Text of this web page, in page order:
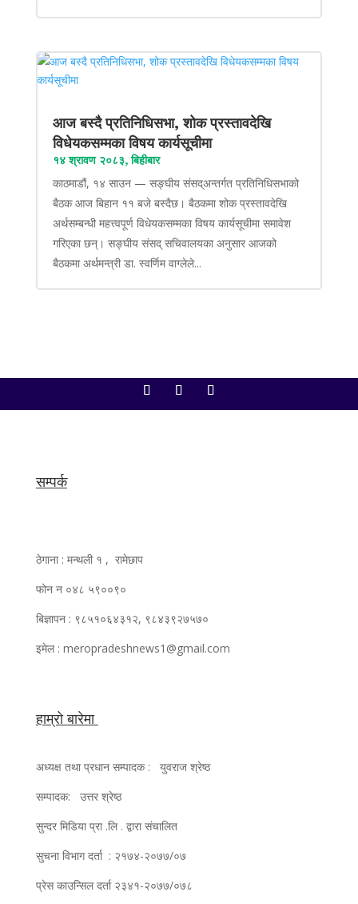
आज बस्दै प्रतिनिधिसभा, शोक प्रस्तावदेखि
विधेयकसम्मका विषय कार्यसूचीमा
१४ श्रावण २०८३, बिहीबार
काठमाडौं, १४ साउन — सङ्घीय संसद्अन्तर्गत प्रतिनिधिसभाको
बैठक आज बिहान ११ बजे बस्दैछ। बैठकमा शोक प्रस्तावदेखि
अर्थसम्बन्धी महत्त्वपूर्ण विधेयकसम्मका विषय कार्यसूचीमा समावेश
गरिएका छन्। सङ्घीय संसद् सचिवालयका अनुसार आजको
बैठकमा अर्थमन्त्री डा. स्वर्णिम वाग्लेले...
सम्पर्क
ठेगाना : मन्थली १ , रामेछाप
फोन न ०४८ ५९००९०
बिज्ञापन : ९८५१०६४३१२, ९८४३९२७५७०
इमेल : meropradeshnews1@gmail.com
हाम्रो बारेमा
अध्यक्ष तथा प्रधान सम्पादक : युवराज श्रेष्ठ
सम्पादक: उत्तर श्रेष्ठ
सुन्दर मिडिया प्रा .लि . द्वारा संचालित
सुचना विभाग दर्ता : २१७४-२०७७/०७
प्रेस काउन्सिल दर्ता २३४१-२०७७/०७८